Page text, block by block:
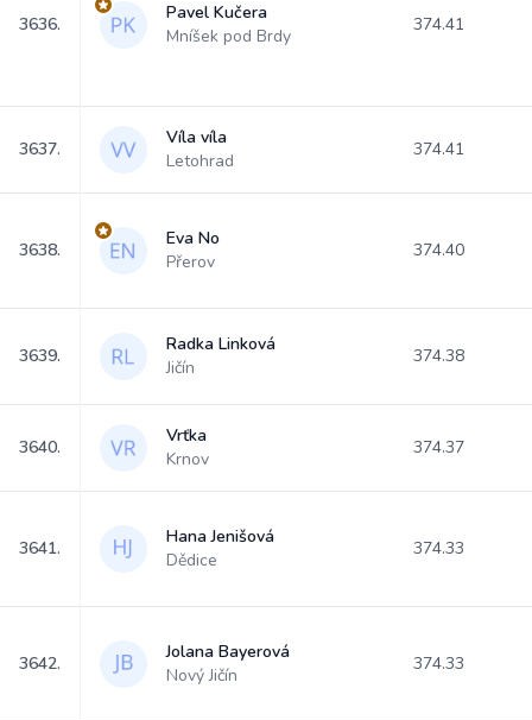
3636.
Pavel Kučera
Mníšek pod Brdy
374.41
3637.
Víla víla
Letohrad
374.41
3638.
Eva No
Přerov
374.40
3639.
Radka Linková
Jičín
374.38
3640.
Vrťka
Krnov
374.37
3641.
Hana Jenišová
Dědice
374.33
3642.
Jolana Bayerová
Nový Jičín
374.33